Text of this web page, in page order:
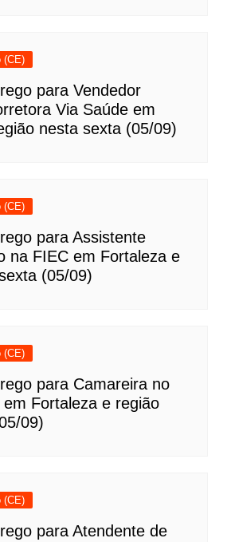
(CE)
para Vendedor
Via Saúde em
nesta sexta (05/09)
(CE)
para Assistente
na FIEC em Fortaleza e
(05/09)
(CE)
para Camareira no
Fortaleza e região
09)
(CE)
para Atendente de